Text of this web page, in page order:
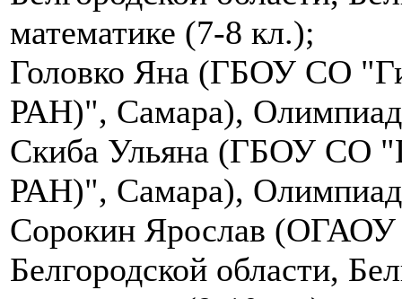
математике (7-8 кл.);
Головко Яна (ГБОУ СО
РАН)", Самара),
Скиба Ульяна (ГБОУ СО
РАН)", Самара),
Сорокин Ярослав
Белгородской области,